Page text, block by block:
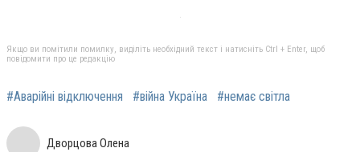
Якщо ви помітили помилку, виділіть необхідний текст і натисніть Ctrl + Enter, щоб
повідомити про це редакцію
#Аварійні відключення #війна Україна #немає світла
Дворцова Олена